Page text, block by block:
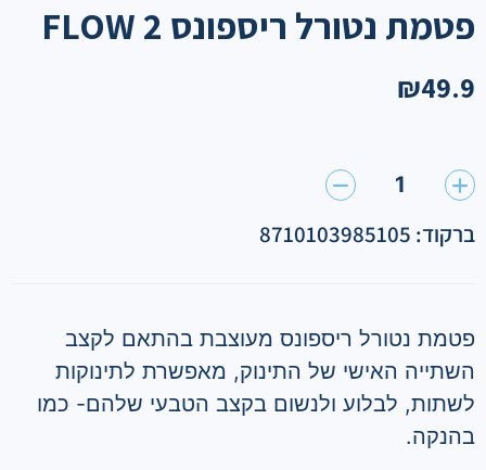
פטמת נטורל ריספונס FLOW 2
₪49.9
1
ברקוד: 8710103985105
פטמת נטורל ריספונס מעוצבת בהתאם לקצב
השתייה האישי של התינוק, מאפשרת לתינוקות
לשתות, לבלוע ולנשום בקצב הטבעי שלהם- כמו
בהנקה.